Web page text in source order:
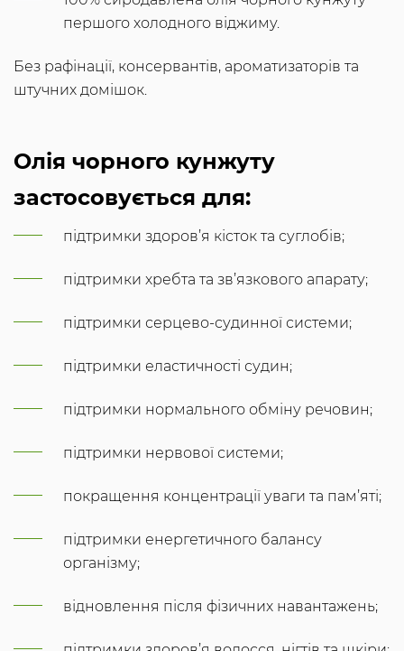
першого холодного віджиму.
Без рафінації, консервантів, ароматизаторів та
штучних домішок.
Олія чорного кунжуту
застосовується для:
підтримки здоров’я кісток та суглобів;
підтримки хребта та зв’язкового апарату;
підтримки серцево-судинної системи;
підтримки еластичності судин;
підтримки нормального обміну речовин;
підтримки нервової системи;
покращення концентрації уваги та пам’яті;
підтримки енергетичного балансу
організму;
відновлення після фізичних навантажень;